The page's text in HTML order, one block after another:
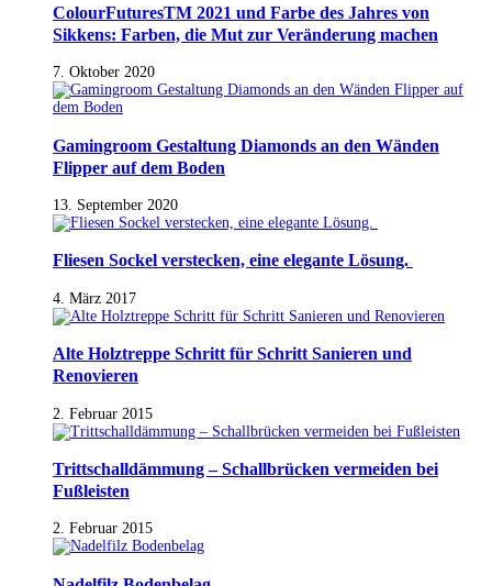
ColourFuturesTM 2021 und Farbe des Jahres von
Sikkens: Farben, die Mut zur Veränderung machen
7. Oktober 2020
Gamingroom Gestaltung Diamonds an den Wänden
Flipper auf dem Boden
13. September 2020
Fliesen Sockel verstecken, eine elegante Lösung.
4. März 2017
Alte Holztreppe Schritt für Schritt Sanieren und
Renovieren
2. Februar 2015
Trittschalldämmung – Schallbrücken vermeiden bei
Fußleisten
2. Februar 2015